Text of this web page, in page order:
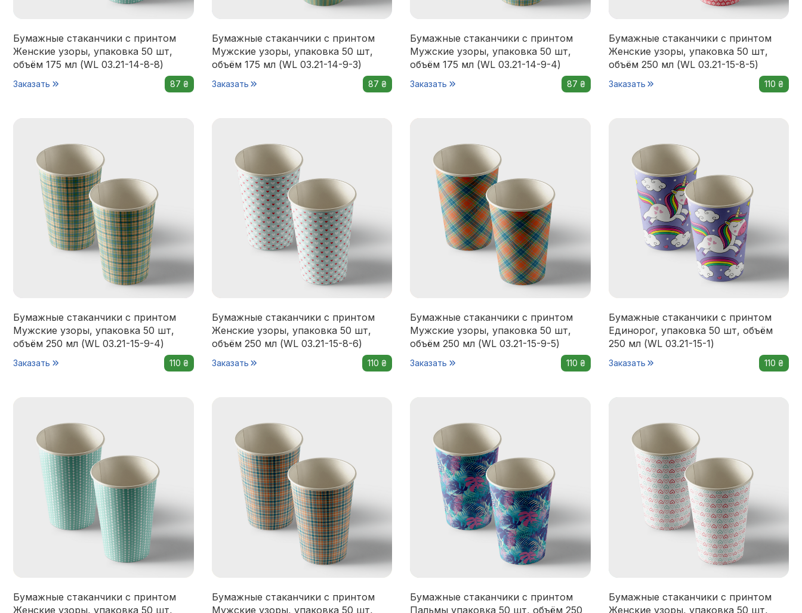
Бумажные стаканчики с принтом
Женские узоры, упаковка 50 шт,
объём 175 мл (WL 03.21-14-8-8)
Заказать 87 ₴
Бумажные стаканчики с принтом
Мужские узоры, упаковка 50 шт,
объём 175 мл (WL 03.21-14-9-3)
Заказать 87 ₴
Бумажные стаканчики с принтом
Мужские узоры, упаковка 50 шт,
объём 175 мл (WL 03.21-14-9-4)
Заказать 87 ₴
Бумажные стаканчики с принтом
Женские узоры, упаковка 50 шт,
объём 250 мл (WL 03.21-15-8-5)
Заказать 110 ₴
Бумажные стаканчики с принтом
Мужские узоры, упаковка 50 шт,
объём 250 мл (WL 03.21-15-9-4)
Заказать 110 ₴
Бумажные стаканчики с принтом
Женские узоры, упаковка 50 шт,
объём 250 мл (WL 03.21-15-8-6)
Заказать 110 ₴
Бумажные стаканчики с принтом
Мужские узоры, упаковка 50 шт,
объём 250 мл (WL 03.21-15-9-5)
Заказать 110 ₴
Бумажные стаканчики с принтом
Единорог, упаковка 50 шт, объём
250 мл (WL 03.21-15-1)
Заказать 110 ₴
Бумажные стаканчики с принтом
Женские узоры, упаковка 50 шт,
Бумажные стаканчики с принтом
Мужские узоры, упаковка 50 шт,
Бумажные стаканчики с принтом
Пальмы упаковка 50 шт, объём 250
Бумажные стаканчики с принтом
Женские узоры, упаковка 50 шт,